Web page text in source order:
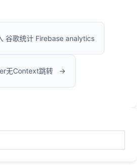
谷歌统计 Firebase analytics
无Context跳转